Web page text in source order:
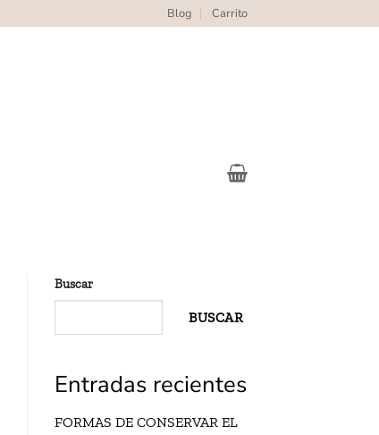
Blog Carrito
Buscar
BUSCAR
Entradas recientes
FORMAS DE CONSERVAR EL